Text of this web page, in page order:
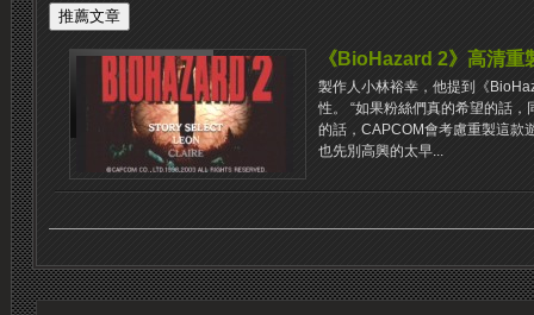
《BioHazard 2》高清重
製作人小林裕幸，他提到《
性。 “如果粉絲們真的希望的話
的話，CAPCOM會考慮重製這款
也先別高興的太早...